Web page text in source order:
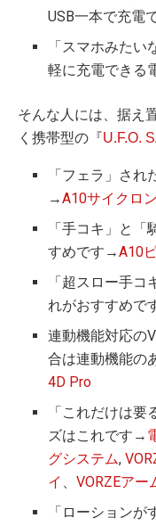
USB一本で充電
「スマホみた
軽に充電できる
そんな人には、据え
く携帯型の『 U.F.O.
「フェラ」さ
→A10サイクロ
「手コキ」と
すめです→A10
「超スロー手
れがおすすめで
連動機能対応の
合は連動機能の
4D Pro
「これだけは
ズはこれです→
グシステム,
イ 、VORZEアー
「ローション